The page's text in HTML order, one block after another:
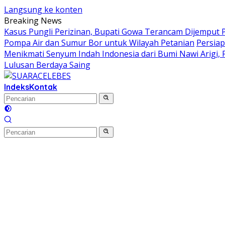
Langsung ke konten
Breaking News
Kasus Pungli Perizinan, Bupati Gowa Terancam Dijemput
Pompa Air dan Sumur Bor untuk Wilayah Petanian
Menikmati Senyum Indah Indonesia dari Bumi Nawi Arigi,
Lulusan Berdaya Saing
IndeksKontak